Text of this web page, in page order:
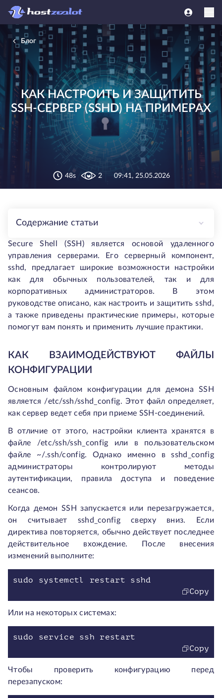
Блог
КАК НАСТРОИТЬ И ЗАЩИТИТЬ
SSH-СЕРВЕР (SSHD) НА ПРИМЕРАХ
48s 2 09:41, 25.05.2026
Содержание статьи
Secure Shell (SSH) является основой удаленного
управления серверами. Его серверный компонент,
sshd, предлагает широкие возможности настройки
как для обычных пользователей, так и для
корпоративных администраторов. В этом
руководстве описано, как настроить и защитить sshd,
а также приведены практические примеры, которые
помогут вам понять и применить лучшие практики.
КАК ВЗАИМОДЕЙСТВУЮТ ФАЙЛЫ
КОНФИГУРАЦИИ
Основным файлом конфигурации для демона SSH
является /etc/ssh/sshd_config. Этот файл определяет,
как сервер ведет себя при приеме SSH-соединений.
В отличие от этого, настройки клиента хранятся в
файле /etc/ssh/ssh_config или в пользовательском
файле ~/.ssh/config. Однако именно в sshd_config
администраторы контролируют методы
аутентификации, правила доступа и поведение
сеансов.
Когда демон SSH запускается или перезагружается,
он считывает sshd_config сверху вниз. Если
директива повторяется, обычно действует последнее
действительное вхождение. После внесения
изменений выполните:
sudo systemctl restart sshd
Copy
Или на некоторых системах:
sudo service ssh restart
Copy
Чтобы проверить конфигурацию перед
перезапуском: